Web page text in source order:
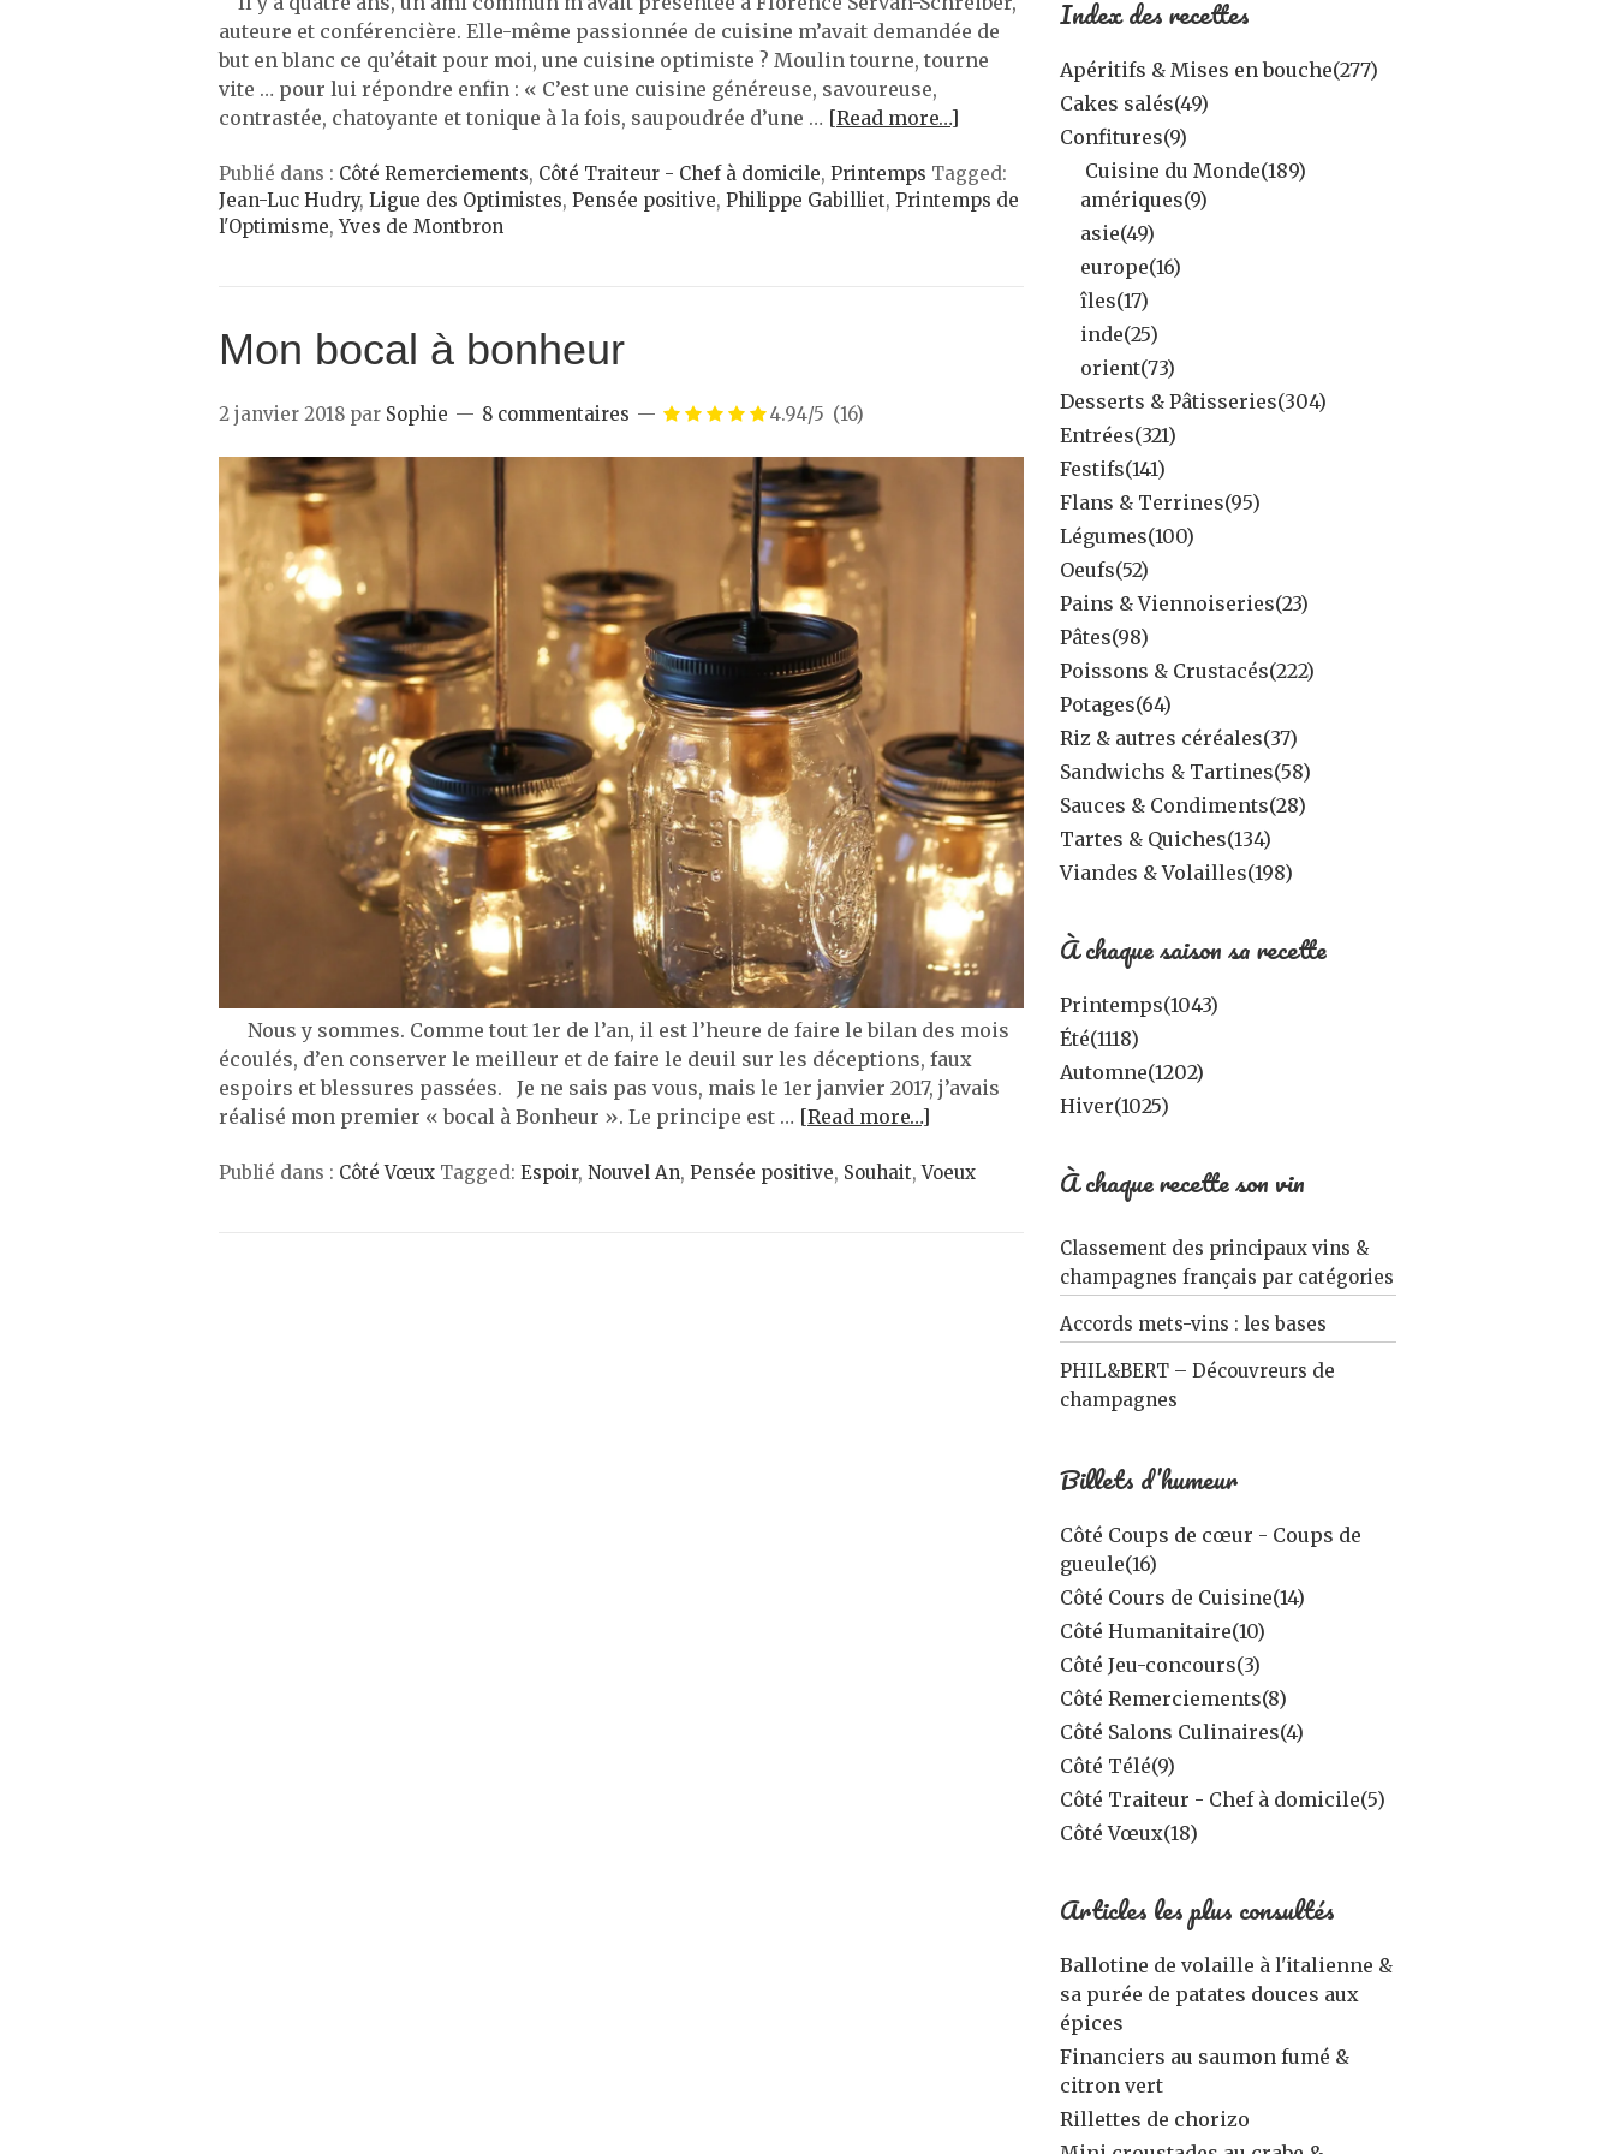
auteure et conférencière. Elle-même passionnée de cuisine m’avait demandée de
but en blanc ce qu’était pour moi, une cuisine optimiste ? Moulin tourne, tourne
vite … pour lui répondre enfin : « C’est une cuisine généreuse, savoureuse,
contrastée, chatoyante et tonique à la fois, saupoudrée d’une … [Read more…]
Publié dans : Côté Remerciements, Côté Traiteur - Chef à domicile, Printemps Tagged:
Jean-Luc Hudry, Ligue des Optimistes, Pensée positive, Philippe Gabilliet, Printemps de
l'Optimisme,Yves de Montbron
Mon bocal à bonheur
2 janvier 2018 par Sophie 8 commentaires 4.94/5 (16)
Nous y sommes. Comme tout 1er de l’an, il est l’heure de faire le bilan des mois
écoulés, d’en conserver le meilleur et de faire le deuil sur les déceptions, faux
espoirs et blessures passées. Je ne sais pas vous, mais le 1er janvier 2017, j’avais
réalisé mon premier « bocal à Bonheur ». Le principe est … [Read more…]
Publié dans : Côté Vœux Tagged: Espoir, Nouvel An, Pensée positive, Souhait,Voeux
Index des recettes
Apéritifs & Mises en bouche(277)
Cakes salés(49)
Confitures(9)
Cuisine du Monde(189)
amériques(9)
asie(49)
europe(16)
îles(17)
inde(25)
orient(73)
Desserts & Pâtisseries(304)
Entrées(321)
Festifs(141)
Flans & Terrines(95)
Légumes(100)
Oeufs(52)
Pains & Viennoiseries(23)
Pâtes(98)
Poissons & Crustacés(222)
Potages(64)
Riz & autres céréales(37)
Sandwichs & Tartines(58)
Sauces & Condiments(28)
Tartes & Quiches(134)
Viandes & Volailles(198)
À chaque saison sa recette
Printemps(1043)
Été(1118)
Automne(1202)
Hiver(1025)
À chaque recette son vin
Classement des principaux vins &
champagnes français par catégories
Accords mets-vins : les bases
PHIL&BERT – Découvreurs de
champagnes
Billets d’humeur
Côté Coups de cœur - Coups de
gueule(16)
Côté Cours de Cuisine(14)
Côté Humanitaire(10)
Côté Jeu-concours(3)
Côté Remerciements(8)
Côté Salons Culinaires(4)
Côté Télé(9)
Côté Traiteur - Chef à domicile(5)
Côté Vœux(18)
Articles les plus consultés
Ballotine de volaille à l'italienne &
sa purée de patates douces aux
épices
Financiers au saumon fumé &
citron vert
Rillettes de chorizo